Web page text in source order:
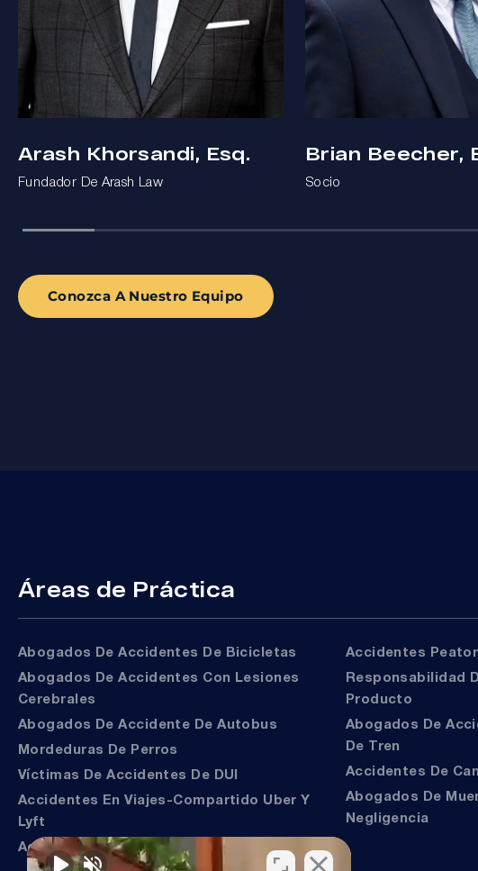
Arash Khorsandi, Esq.
Fundador De Arash Law
Brian Beecher,
Socio
Conozca A Nuestro Equipo
Áreas de Práctica
Abogados De Accidentes De Bicicletas
Abogados De Accidentes Con Lesiones
Cerebrales
Abogados De Accidente De Autobus
Mordeduras De Perros
Víctimas De Accidentes De DUI
Accidentes En Viajes-Compartido Uber Y
Lyft
Accidentes En Motocicleta
Accidentes
Responsabilidad Del
Producto
Abogados De Accidentes
De Tren
Accidentes De
Abogados De Muerte Por
Negligencia